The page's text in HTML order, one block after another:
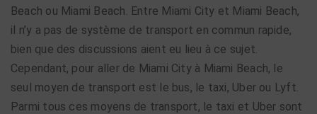
Beach ou Miami Beach. Entre Miami City et Miami Beach,
il n’y a pas de système de transport en commun rapide,
bien que des discussions aient eu lieu à ce sujet.
Cependant, pour aller de Miami City à Miami Beach, le
seul moyen de transport est le bus, le taxi, Uber ou Lyft.
Parmi tous ces moyens de transport, le taxi et Uber sont